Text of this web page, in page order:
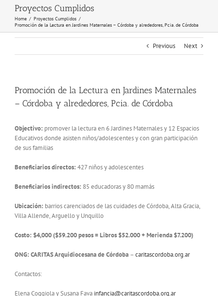
Proyectos Cumplidos
Home / Proyectos Cumplidos /
Promoción de la Lectura en Jardines Maternales – Córdoba y alrededores, Pcia. de Córdoba
Previous Next
Promoción de la Lectura en Jardines Maternales
– Córdoba y alrededores, Pcia. de Córdoba
Objectivo: promover la lectura en 6 Jardines Maternales y 12 Espacios
Educativos donde asisten niños/adolescentes y con gran participación
de sus familias
Beneficiarios directos: 427 niños y adolescentes
Beneficiarios indirectos: 85 educadoras y 80 mamás
Ubicación: barrios carenciados de las cuidades de Córdoba, Alta Gracia,
Villa Allende, Arguello y Unquillo
Costo: $4,000 ($59.200 pesos = Libros $52.000 + Merienda $7.200)
ONG: CARITAS Arquidiocesana de Córdoba – caritascordoba.org.ar
Contactos:
Elena Coggiola y Susana Fava infancia@caritascordoba.org.ar